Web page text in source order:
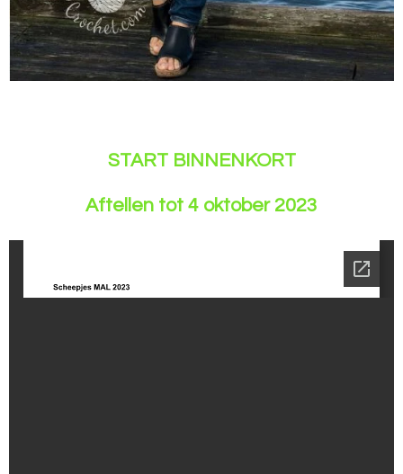
START BINNENKORT
Aftellen tot 4 oktober 2023